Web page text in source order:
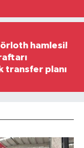
hamlesi!
transfer planı